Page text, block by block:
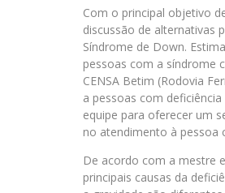
Com o principal objetivo
discussão de alternativas
Síndrome de Down.
pessoas com a síndrome
CENSA Betim (Rodovia
a pessoas com
equipe para oferecer um
no atendimento à pessoa
De acordo com a mestre
principais causas da